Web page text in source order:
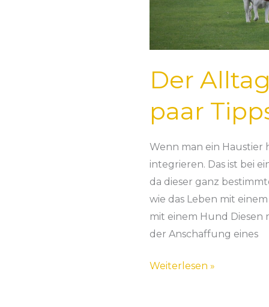
Der
paar
Wenn man ein Haustier
integrieren. Das ist bei
da dieser ganz
wie das Leben mit
mit einem Hund Diesen
der Anschaffung eines
Weiterlesen »